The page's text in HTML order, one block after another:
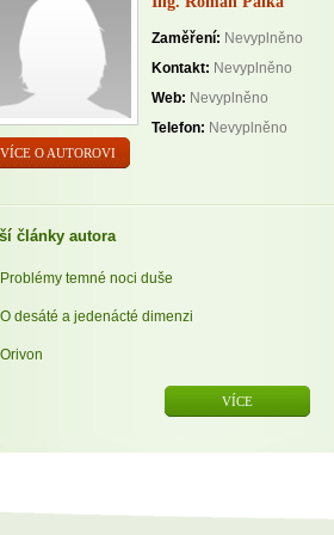
VÍCE O AUTOROVI
Zaměření: Nevyplněno
Kontakt: Nevyplněno
Web: Nevyplněno
Telefon: Nevyplněno
články autora
Problémy temné noci duše
O desáté a jedenácté dimenzi
Orivon
VÍCE